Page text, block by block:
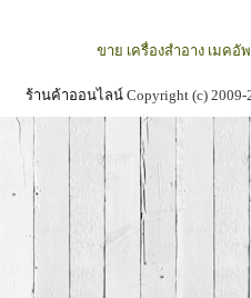
ขาย เครื่องสำอาง เมค
ร้านค้าออนไลน์Copyright (c)